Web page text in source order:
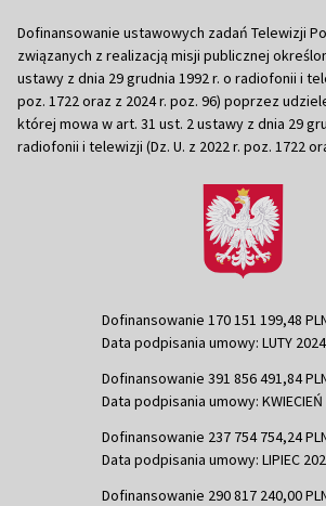
Dofinansowanie ustawowych zadań Telewizji
związanych z realizacją misji publicznej
ustawy z dnia 29 grudnia 1992 r. o radiofonii i
poz. 1722 oraz z 2024 r. poz. 96) poprzez
której mowa w art. 31 ust. 2 ustawy z dnia 29
radiofonii i telewizji (Dz. U. z 2022 r. poz. 1722
Dofinansowanie 170 151 199,48
Data podpisania umowy: LUTY 2024
Dofinansowanie 391 856 491,84
Data podpisania umowy: KWIECIEŃ
Dofinansowanie 237 754 754,24
Data podpisania umowy: LIPIEC
Dofinansowanie 290 817 240,00